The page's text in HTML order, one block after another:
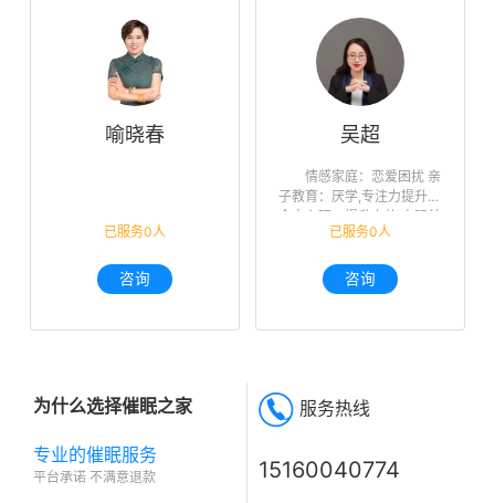
喻晓春
已服务0人
咨询
吴超
情感家庭：恋爱困扰 亲
子教育：厌学,专注力提升
个人心理：提升自信,人际关
系,未来迷茫,职业规划
已服务0人
咨询
为什么选择催眠之家
专业的催眠服务
平台承诺 不满意退款
服务热线
15160040774